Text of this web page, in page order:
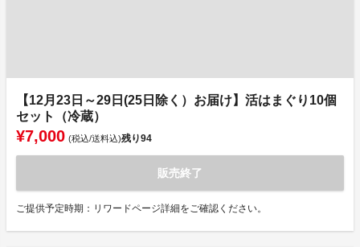
【12月23日～29日(25日除く）お届け】活はまぐり10個
セット（冷蔵）
¥7,000 (税込/送料込)残り94
販売終了
ご提供予定時期：リワードページ詳細をご確認ください。